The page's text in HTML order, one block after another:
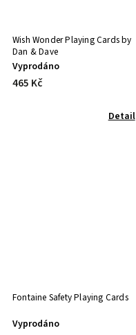
Wish Wonder Playing Cards by
Dan & Dave
Vyprodáno
465 Kč
Detail
Fontaine Safety Playing Cards
Vyprodáno